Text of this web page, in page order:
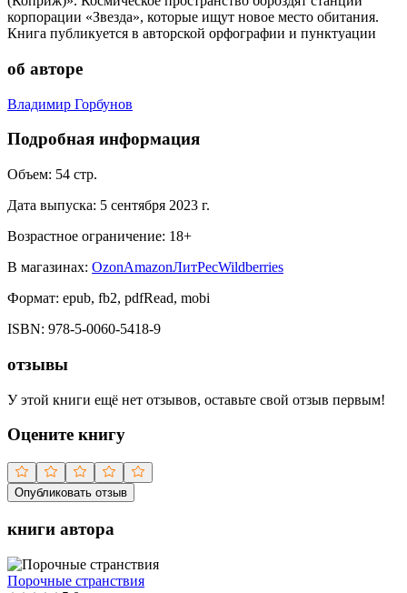
корпорации «Звезда», которые ищут новое место обитания.
Книга публикуется в авторской орфографии и пунктуации
об авторе
Владимир Горбунов
Подробная информация
Объем: 54 стр.
Дата выпуска: 5 сентября 2023 г.
Возрастное ограничение: 18+
В магазинах: OzonAmazonЛитРесWildberries
Формат: epub, fb2, pdfRead, mobi
ISBN: 978-5-0060-5418-9
отзывы
У этой книги ещё нет отзывов, оставьте свой отзыв первым!
Оцените книгу
Опубликовать отзыв
книги автора
Порочные странствия